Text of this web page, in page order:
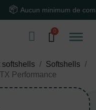
Aucun minimum de
softshells
Softshells
Performance